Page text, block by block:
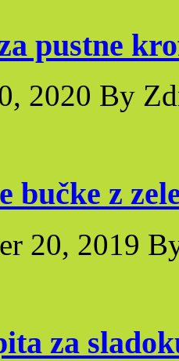
pustne
2020 By
bučke z
20, 2019
za